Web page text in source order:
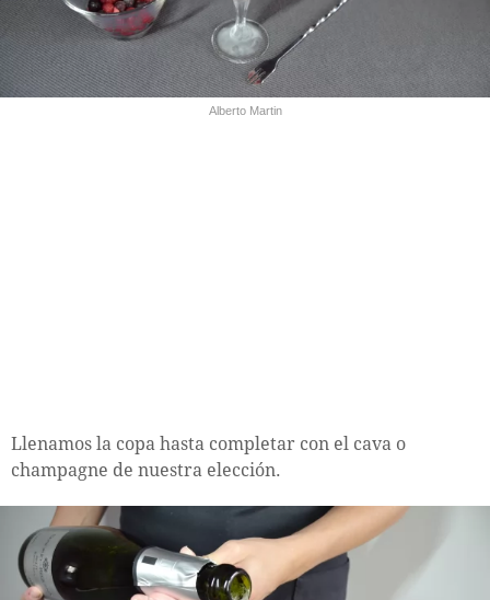
Alberto Martin
Llenamos la copa hasta completar con el cava o
champagne de nuestra elección.